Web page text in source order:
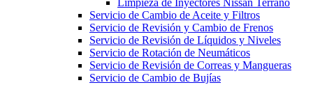
Limpieza de Inyectores Nissan Terrano
Servicio de Cambio de Aceite y Filtros
Servicio de Revisión y Cambio de Frenos
Servicio de Revisión de Líquidos y Niveles
Servicio de Rotación de Neumáticos
Servicio de Revisión de Correas y Mangueras
Servicio de Cambio de Bujías